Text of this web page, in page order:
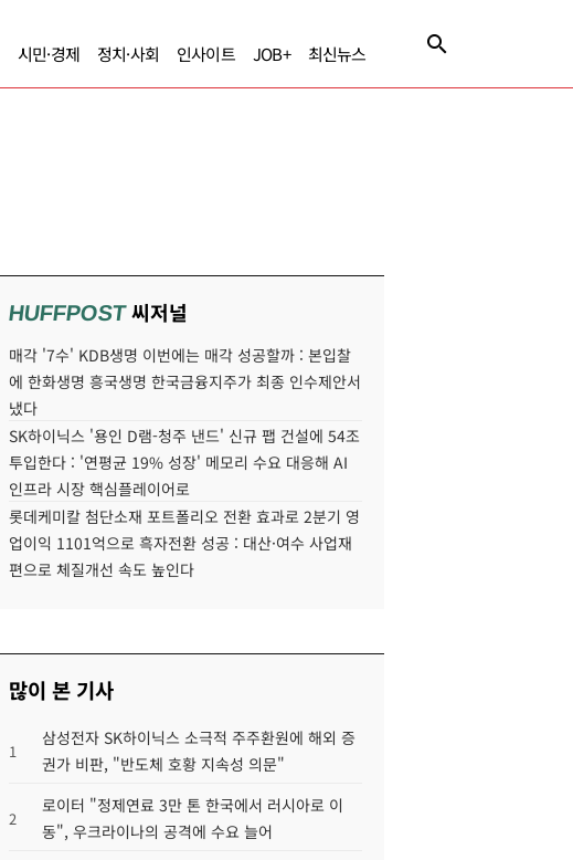
시민·경제 정치·사회 인사이트 JOB+ 최신뉴스
HUFFPOST씨저널
매각 '7수' KDB생명 이번에는 매각 성공할까 : 본입찰
에 한화생명 흥국생명 한국금융지주가 최종 인수제안서
냈다
SK하이닉스 '용인 D램-청주 낸드' 신규 팹 건설에 54조
투입한다 : '연평균 19% 성장' 메모리 수요 대응해 AI
인프라 시장 핵심플레이어로
롯데케미칼 첨단소재 포트폴리오 전환 효과로 2분기 영
업이익 1101억으로 흑자전환 성공 : 대산·여수 사업재
편으로 체질개선 속도 높인다
많이 본 기사
1
삼성전자 SK하이닉스 소극적 주주환원에 해외 증
권가 비판, "반도체 호황 지속성 의문"
2
로이터 "정제연료 3만 톤 한국에서 러시아로 이
동", 우크라이나의 공격에 수요 늘어